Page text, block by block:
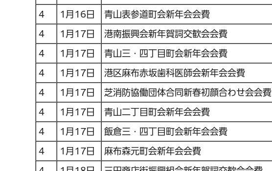
4 1月16日 青山表参道町会新年会会費
4 1月17日 港南振興会新年賀詞交歓会会費
4 1月17日 青山三・四丁目町会新年会会費
4 1月17日 港区麻布赤坂歯科医師会新年会会費
4 1月17日 芝消防協働団体合同新春初顔合わせ会会費
4 1月17日 青山二丁目町会新年会会費
4 1月17日 飯倉三・四丁目町会新年会会費
4 1月17日 麻布森元町会新年会会費